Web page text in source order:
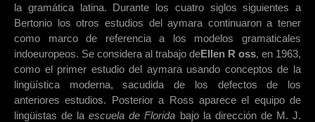
la gramática latina. Durante los cuatro siglos siguientes a
Bertonio los otros estudios del aymara continuaron a tener
como marco de referencia a los modelos gramaticales
indoeuropeos. Se considera al trabajo deEllen R oss, en 1963,
como el primer estudio del aymara usando conceptos de la
lingüística moderna, sacudida de los defectos de los
anteriores estudios. Posterior a Ross aparece el equipo de
lingüistas de laescuela de Florida bajo la dirección de M. J.